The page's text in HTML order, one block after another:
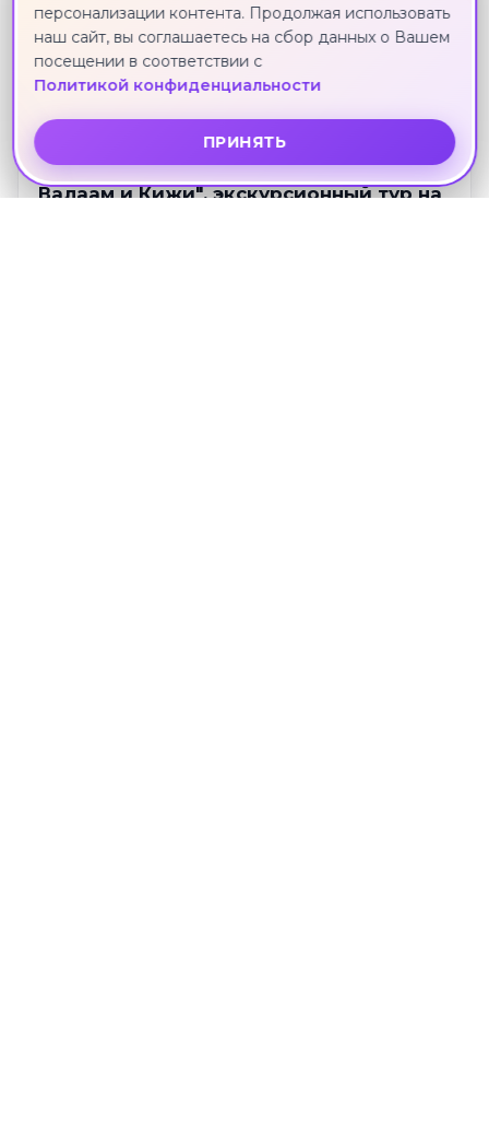
"По святым местам Карелии:
Александро-Свирский монастырь,
Валаам и Кижи", экскурсионный тур на
персонализации контента. Продолжая использовать
наш сайт, вы соглашаетесь на сбор данных о Вашем
посещении в соответствии с
Политикой конфиденциальности
ПРИНЯТЬ